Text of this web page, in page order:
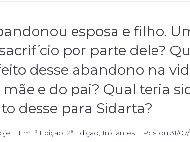
esposa e filho.
por parte dele?
desse abandono na
e do pai? Qual teria
desse para Sidarta?
Em1ª Edição, 2ª Edição, Iniciantes Postou 31/